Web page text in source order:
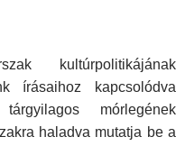
kultúrpolitikájának
írásaihoz kapcsolódva
mórle­gének
haladva mutatja be a